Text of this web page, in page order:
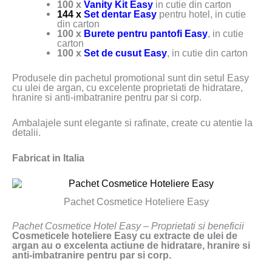
100 x Vanity Kit Easyin cutie din carton
144 x Set dentar Easy pentru hotel, in cutie
din carton
100 x Burete pentru pantofi Easy, in cutie
carton
100 x Set de cusut Easy, in cutie din carton
Produsele din pachetul promotional sunt din setul Easy
cu ulei de argan, cu excelente proprietati de hidratare,
hranire si anti-imbatranire pentru par si corp.
Ambalajele sunt elegante si rafinate, create cu atentie la
detalii.
Fabricat in Italia
Pachet Cosmetice Hoteliere Easy
Pachet Cosmetice Hotel Easy – Proprietati si beneficii
Cosmeticele hoteliere Easy cu extracte de ulei de
argan au o excelenta actiune de hidratare, hranire si
anti-imbatranire pentru par si corp.